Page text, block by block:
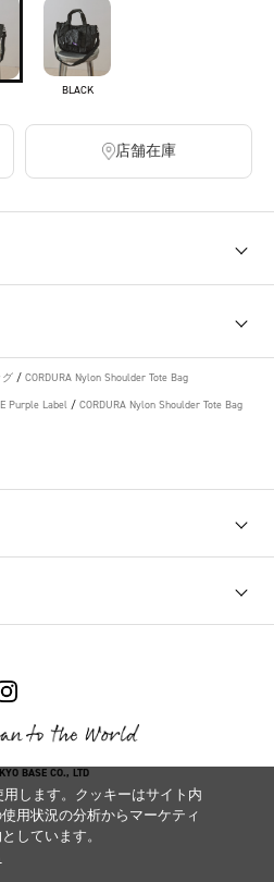
BLACK
店舗在庫
グ / CORDURA Nylon Shoulder Tote Bag
Purple Label / CORDURA Nylon Shoulder Tote Bag
BASE CO., LTD
します。クッキーはサイト内
用状況の分析からマーケティ
しています。